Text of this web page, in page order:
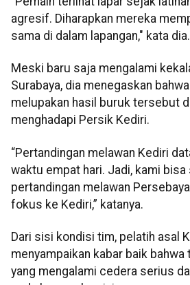
agresif. Diharapkan mereka
sama di dalam lapangan," kata dia.
Meski baru saja mengalami
Surabaya, dia menegaskan
melupakan hasil buruk tersebut
menghadapi Persik Kediri.
“Pertandingan melawan Kediri
waktu empat hari. Jadi, kami
pertandingan melawan
fokus ke Kediri,” katanya.
Dari sisi kondisi tim, pelatih asal
menyampaikan kabar baik bahwa
yang mengalami cedera serius